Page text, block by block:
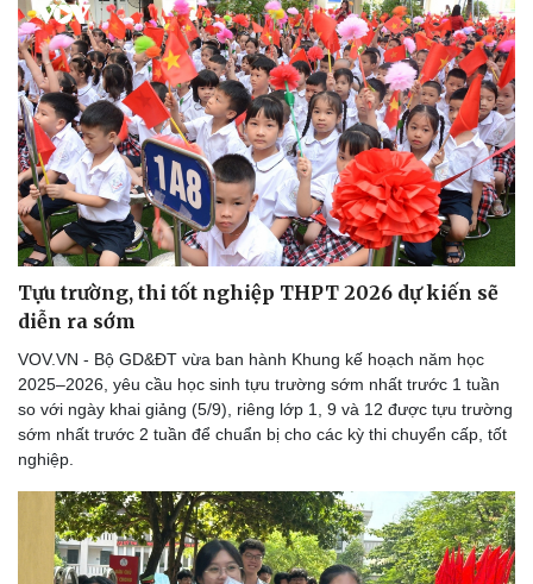
Bóng đá
Lịch thi đấu bóng đá
Thế giới thể thao
eSports
Hậu trường
Ô tô
Xe máy
Tư vấn
Tựu trường, thi tốt nghiệp THPT 2026 dự kiến sẽ
diễn ra sớm
VOV.VN - Bộ GD&ĐT vừa ban hành Khung kế hoạch năm học
2025–2026, yêu cầu học sinh tựu trường sớm nhất trước 1 tuần
so với ngày khai giảng (5/9), riêng lớp 1, 9 và 12 được tựu trường
sớm nhất trước 2 tuần để chuẩn bị cho các kỳ thi chuyển cấp, tốt
nghiệp.